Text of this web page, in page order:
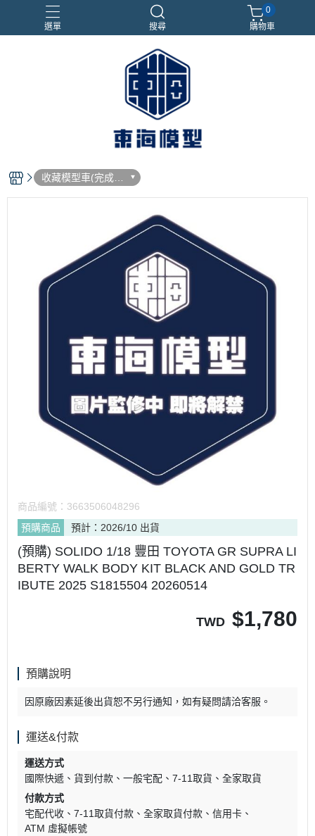
選單 搜尋
合金車
閃電霹靂車
電子雞/塔麻可吉/塔麻歌子
0
購物車
收藏模型車(完成
品)
商品編號： 3663506048296
預購商品
預計：2026/10 出貨
(預購) SOLIDO 1/18 豐田 TOYOTA GR SUPRA LI
BERTY WALK BODY KIT BLACK AND GOLD TR
IBUTE 2025 S1815504 20260514
TWD $1,780
預購說明
因原廠因素延後出貨恕不另行通知，如有疑問請洽客服。
運送&付款
運送方式
國際快遞
貨到付款 一般宅配 7-11取貨
全家取貨
付款方式
宅配代收
7-11取貨付款 全家取貨付款
信用卡
ATM 虛擬帳號